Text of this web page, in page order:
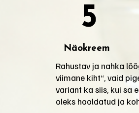
5
Näokreem
Rahustav ja nahka
viimane kiht“, vaid
variant ka siis, kui sa
oleks hooldatud ja